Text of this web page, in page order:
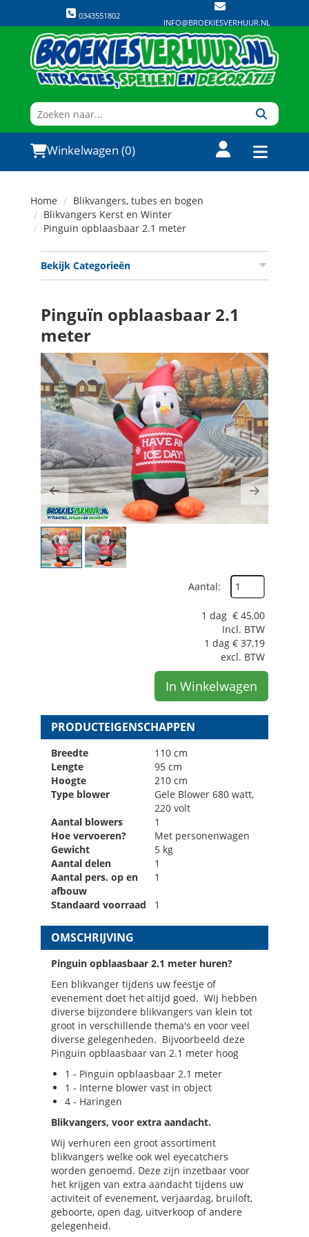
0343551802
INFO@BROEKIESVERHUUR.NL
Winkelwagen (0)
Home
Blikvangers, tubes en bogen
Blikvangers Kerst en Winter
Pinguïn opblaasbaar 2.1 meter
Bekijk Categorieën
Pinguïn opblaasbaar 2.1
meter
Previous Next
Aantal:
1 dag € 45,00
Incl. BTW
1 dag € 37,19
excl. BTW
In Winkelwagen
PRODUCTEIGENSCHAPPEN
Breedte
110 cm
Lengte
95 cm
Hoogte
210 cm
Type blower
Gele Blower 680 watt,
220 volt
Aantal blowers
1
Hoe vervoeren?
Met personenwagen
Gewicht
5 kg
Aantal delen
1
Aantal pers. op en
afbouw
1
Standaard voorraad 1
OMSCHRIJVING
Pinguin opblaasbaar 2.1 meter huren?
Een blikvanger tijdens uw feestje of
evenement doet het altijd goed. Wij hebben
diverse bijzondere blikvangers van klein tot
groot in verschillende thema's en voor veel
diverse gelegenheden. Bijvoorbeeld deze
Pinguin opblaasbaar van 2.1 meter hoog
1 - Pinguin opblaasbaar 2.1 meter
1 - Interne blower vast in object
4 - Haringen
Blikvangers, voor extra aandacht.
Wij verhuren een groot assortiment
blikvangers welke ook wel eyecatchers
worden genoemd. Deze zijn inzetbaar voor
het krijgen van extra aandacht tijdens uw
activiteit of evenement, verjaardag, bruiloft,
geboorte, open dag, uitverkoop of andere
gelegenheid.